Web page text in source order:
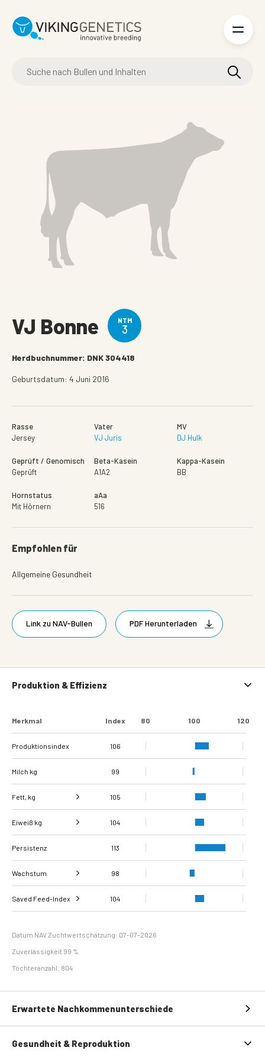
VJ Bonne NTM
3
Herdbuchnummer: DNK 304418
Geburtsdatum: 4 Juni 2016
Rasse
Jersey
Vater
VJ Juris
MV
DJ Hulk
Geprüft / Genomisch
Geprüft
Beta-Kasein
A1A2
Kappa-Kasein
BB
Hornstatus
Mit Hörnern
aAa
516
Empfohlen für
Allgemeine Gesundheit
Link zu NAV-Bullen PDF Herunterladen
Produktion & Effizienz
Merkmal Index 80 100 120
Produktionsindex 106
Milch kg 99
Fett, kg 105
Fett, % 104
Eiweiß kg 104
Eiweiß % 108
Persistenz 113
Wachstum 98
Tägliche Zunahmen 98
Schlachtkörperklass
ifizierung
99
Saved Feed-Index 104
Datum NAV Zuchtwertschätzung: 07-07-2026
Zuverlässigkeit 99 %
Töchteranzahl: 804
Erwartete Nachkommenunterschiede
Gesundheit & Reproduktion